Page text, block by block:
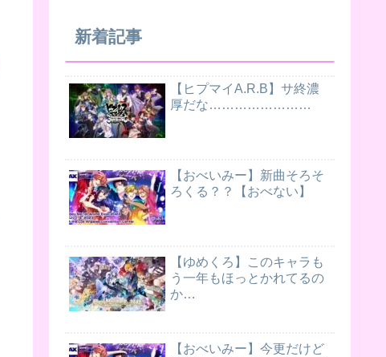
新着記事
【ヒプマイA.R.B】サ終濃
厚だな……………………
【おべいみー】新曲そろそ
ろくる？？【おべない】
【ゆめくろ】このキャラも
う一年もほっとかれてるの
か…
【おべいみー】今更だけど